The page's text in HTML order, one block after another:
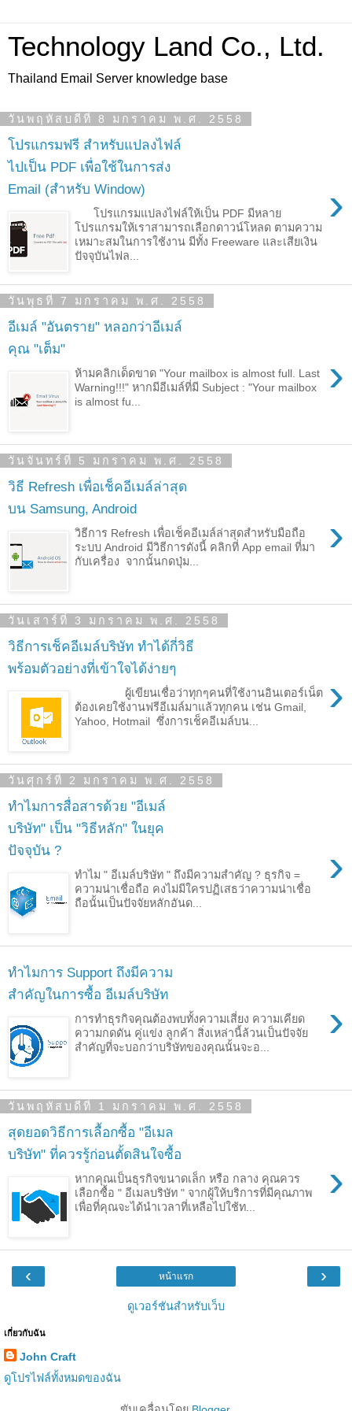
Technology Land Co., Ltd.
Thailand Email Server knowledge base
วันพฤหัสบดีที่ 8 มกราคม พ.ศ. 2558
โปรแกรมฟรี สำหรับแปลงไฟล์
ไปเป็น PDF เพื่อใช้ในการส่ง
Email (สำหรับ Window)
›
โปรแกรมแปลงไฟล์ให้เป็น PDF มีหลาย
โปรแกรมให้เราสามารถเลือกดาวน์โหลด ตามความ
เหมาะสมในการใช้งาน มีทั้ง Freeware และเสียเงิน
ปัจจุบันไฟล...
วันพุธที่ 7 มกราคม พ.ศ. 2558
อีเมล์ "อันตราย" หลอกว่าอีเมล์
คุณ "เต็ม"
›
ห้ามคลิกเด็ดขาด "Your mailbox is almost full. Last
Warning!!!" หากมีอีเมล์ที่มี Subject : "Your mailbox
is almost fu...
วันจันทร์ที่ 5 มกราคม พ.ศ. 2558
วิธี Refresh เพื่อเช็คอีเมล์ล่าสุด
บน Samsung, Android
›
วิธีการ Refresh เพื่อเช็คอีเมล์ล่าสุดสำหรับมือถือ
ระบบ Android มีวิธีการดังนี้ คลิกที่ App email ที่มา
กับเครื่อง จากนั้นกดปุ่ม...
วันเสาร์ที่ 3 มกราคม พ.ศ. 2558
วิธีการเช็คอีเมล์บริษัท ทำได้กี่วิธี
พร้อมตัวอย่างที่เข้าใจได้ง่ายๆ
›
ผู้เขียนเชื่อว่าทุกๆคนที่ใช้งานอินเตอร์เน็ต
ต้องเคยใช้งานฟรีอีเมล์มาแล้วทุกคน เช่น Gmail,
Yahoo, Hotmail ซึ่งการเช็คอีเมล์บน...
วันศุกร์ที่ 2 มกราคม พ.ศ. 2558
ทำไมการสื่อสารด้วย "อีเมล์
บริษัท" เป็น "วิธีหลัก" ในยุค
ปัจจุบัน ?
›
ทำไม " อีเมล์บริษัท " ถึงมีความสำคัญ ? ธุรกิจ =
ความน่าเชื่อถือ คงไม่มีใครปฏิเสธว่าความน่าเชื่อ
ถือนั้นเป็นปัจจัยหลักอันด...
ทำไมการ Support ถึงมีความ
สำคัญในการซื้อ อีเมล์บริษัท
›
การทำธุรกิจคุณต้องพบทั้งความเสี่ยง ความเคียด
ความกดดัน คู่แข่ง ลูกค้า สิ่งเหล่านี้ล้วนเป็นปัจจัย
สำคัญที่จะบอกว่าบริษัทของคุณนั้นจะอ...
วันพฤหัสบดีที่ 1 มกราคม พ.ศ. 2558
สุดยอดวิธีการเลื้อกซื้อ "อีเมล
บริษัท" ที่ควรรู้ก่อนตั้ดสินใจซื้อ
›
หากคุณเป็นธุรกิจขนาดเล็ก หรือ กลาง คุณควร
เลือกซื้อ " อีเมลบริษัท " จากผู้ให้บริการที่มีคุณภาพ
เพื่อที่คุณจะได้นำเวลาที่เหลือไปใช้ท...
‹ ›
หน้าแรก
ดูเวอร์ชันสำหรับเว็บ
เกี่ยวกับฉัน
John Craft
ดูโปรไฟล์ทั้งหมดของฉัน